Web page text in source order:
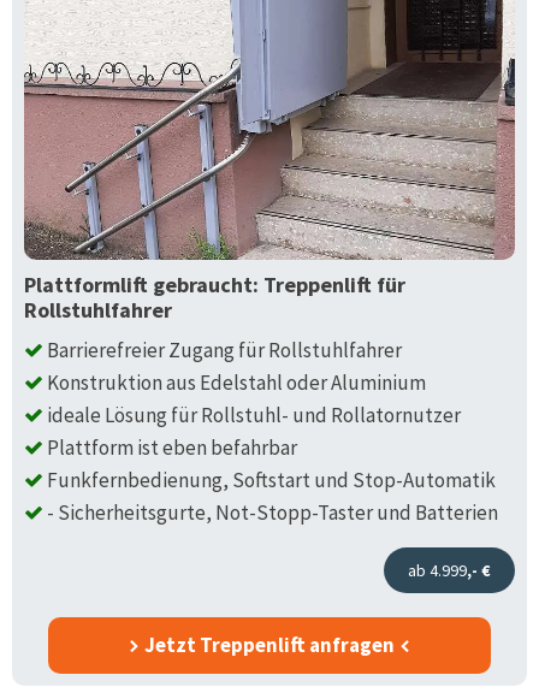
Plattformlift gebraucht: Treppenlift für
Rollstuhlfahrer
Barrierefreier Zugang für Rollstuhlfahrer
Konstruktion aus Edelstahl oder Aluminium
ideale Lösung für Rollstuhl- und Rollatornutzer
Plattform ist eben befahrbar
Funkfernbedienung, Softstart und Stop-Automatik
- Sicherheitsgurte, Not-Stopp-Taster und Batterien
ab 4.999,- €
Jetzt Treppenlift anfragen